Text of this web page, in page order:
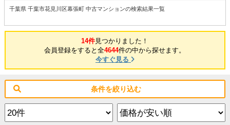
千葉県 千葉市花見川区幕張町 中古マンションの検索結果一覧
14件見つかりました！
会員登録をすると全4644件の中から探せます。
今すぐ見る
条件を絞り込む